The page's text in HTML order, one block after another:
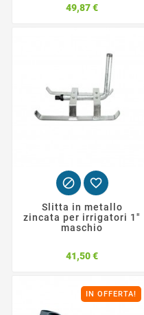
49,87 €Prezzo
 
Slitta in metallo
zincata per irrigatori 1"
maschio
41,50 €Prezzo
IN OFFERTA!